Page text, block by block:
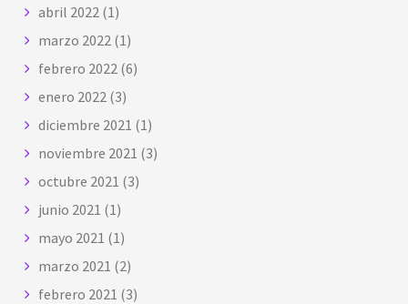
abril 2022 (1)
marzo 2022 (1)
febrero 2022 (6)
enero 2022 (3)
diciembre 2021 (1)
noviembre 2021 (3)
octubre 2021 (3)
junio 2021 (1)
mayo 2021 (1)
marzo 2021 (2)
febrero 2021 (3)